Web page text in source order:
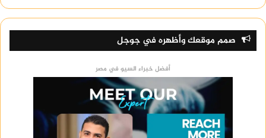
صمم موقعك وأظهره في جوجل
أفضل خبراء السيو في مصر